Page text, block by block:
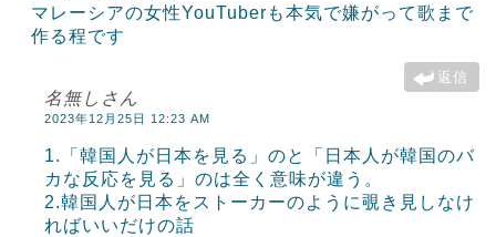
マレーシアの女性YouTuberも本気で嫌がって歌まで
作る程です
返信
名無しさん
2023年12月25日 12:23 AM
1.「韓国人が日本を見る」のと「日本人が韓国のバ
カな反応を見る」のは全く意味が違う。
2.韓国人が日本をストーカーのように覗き見しなけ
ればいいだけの話